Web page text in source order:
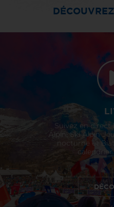
Suivez en direct
Alpin, Ski Alpin
nocturne et
calendrier